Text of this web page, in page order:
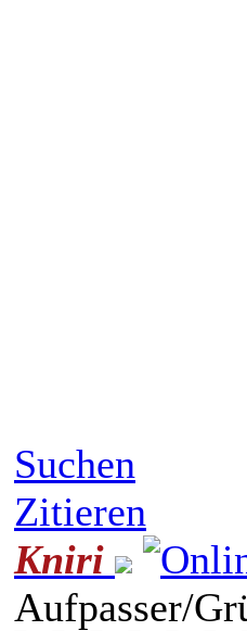
Suchen
Zitieren
Kniri
Aufpasser/